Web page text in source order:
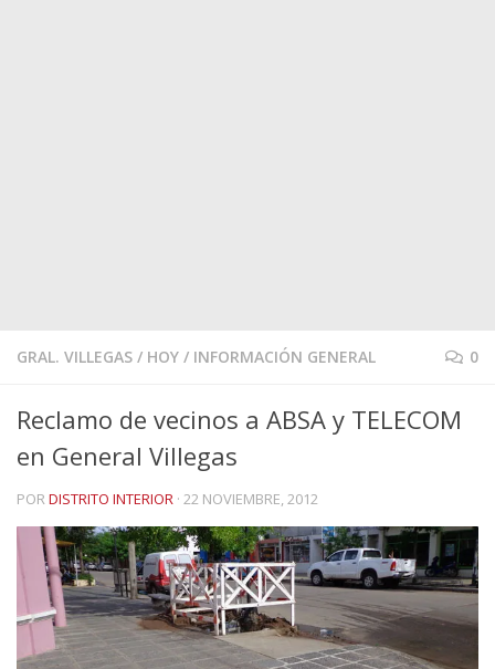
GRAL. VILLEGAS / HOY / INFORMACIÓN GENERAL 0
Reclamo de vecinos a ABSA y TELECOM
en General Villegas
PORDISTRITO INTERIOR · 22 NOVIEMBRE, 2012